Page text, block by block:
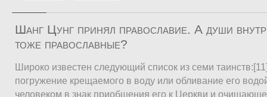
Шанг Цунг принял православие. А души
тоже православные?
Широко известен следующий список из семи
погружение крещаемого в воду или обливание его
человеком в знак приобщения его к Церкви и